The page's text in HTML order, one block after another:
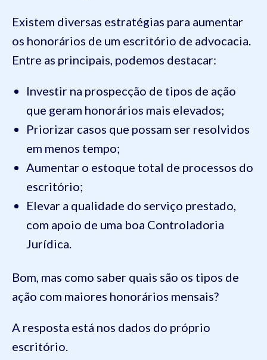
Existem diversas estratégias para aumentar
os honorários de um escritório de advocacia.
Entre as principais, podemos destacar:
Investir na prospecção de tipos de ação
que geram honorários mais elevados;
Priorizar casos que possam ser resolvidos
em menos tempo;
Aumentar o estoque total de processos do
escritório;
Elevar a qualidade do serviço prestado,
com apoio de uma boa Controladoria
Jurídica.
Bom, mas como saber quais são os tipos de
ação com maiores honorários mensais?
A resposta está nos dados do próprio
escritório.